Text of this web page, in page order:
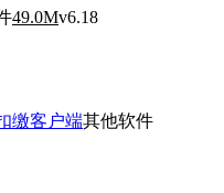
49.0Mv6.18
缴客户端其他软件